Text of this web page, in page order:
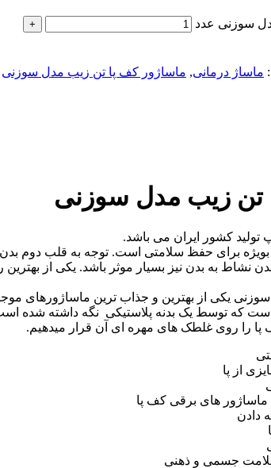
سوزنی عدد
ماساژ درمانی, ماساژور کف پا تن زیب مدل سوزنی
تن زیب مدل سوزنی
کشور ایران می باشد.
بویژه برای حفظ سلامتی است. توجه به قلب دوم
نشاط به بدن نیز بسیار موثر باشد. یکی از بهترین
یکی از بهترین و جذاب ترین ماساژورهای
را روی غلطک های مهره ای آن قرار میدهیم.
از پا
های برقی کف پا
دادن
جسمی و ذهنی